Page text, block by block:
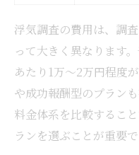
浮気調査の費用は、調
って大きく異なります
あたり1万〜2万円程度
や成功報酬型のプラン
料金体系を比較するこ
ランを選ぶことが重要で